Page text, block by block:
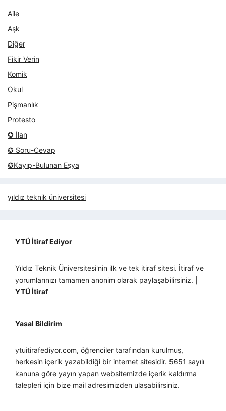
Aile
Aşk
Diğer
Fikir Verin
Komik
Okul
Pişmanlık
Protesto
✪ İlan
✪ Soru-Cevap
✪Kayıp-Bulunan Eşya
yıldız teknik üniversitesi
YTÜ İtiraf Ediyor
Yıldız Teknik Üniversitesi'nin ilk ve tek itiraf sitesi. İtiraf ve
yorumlarınızı tamamen anonim olarak paylaşabilirsiniz. |
YTÜ İtiraf
Yasal Bildirim
ytuitirafediyor.com, öğrenciler tarafından kurulmuş,
herkesin içerik yazabildiği bir internet sitesidir. 5651 sayılı
kanuna göre yayın yapan websitemizde içerik kaldırma
talepleri için bize mail adresimizden ulaşabilirsiniz.